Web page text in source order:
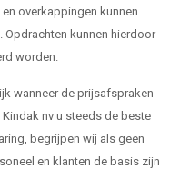
overkappingen kunnen
kunnen hierdoor
worden.
wanneer de prijsafspraken
nv u steeds de beste
begrijpen wij als geen
en klanten de basis zijn